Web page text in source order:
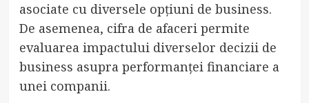
asociate cu diversele opțiuni de business.
De asemenea, cifra de afaceri permite
evaluarea impactului diverselor decizii de
business asupra performanței financiare a
unei companii.